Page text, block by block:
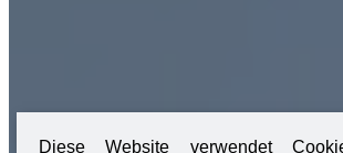
Diese Website verwendet